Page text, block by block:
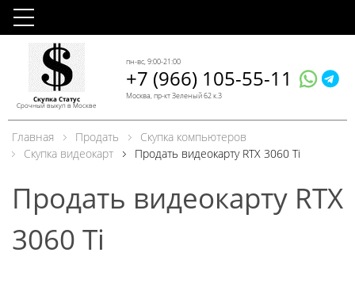
Скупка Статус
Срочный выкуп в Москве
пн-вс, 9:00-21:00
+7 (966) 105-55-11
Москва, пр-кт Зеленый 62 к.3
Главная Продать
Скупка компьютеров
Скупка видеокарт
Продать видеокарту RTX 3060 Ti
Продать видеокарту RTX
3060 Ti